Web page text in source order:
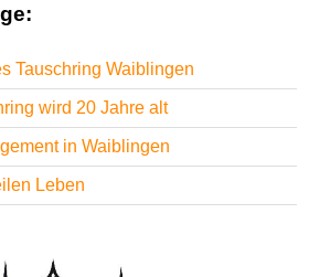
Tauschring Waiblingen
wird 20 Jahre alt
in Waiblingen
Leben